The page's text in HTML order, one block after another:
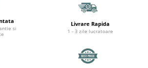
si
Livrare Rapida
1 - 3 zile lucratoare